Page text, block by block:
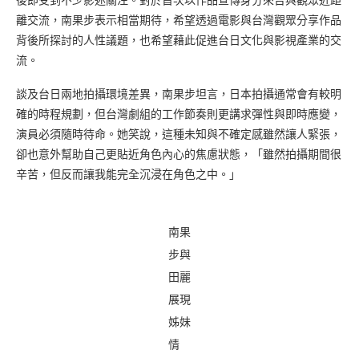
離交流，南果步表示相當期待，希望透過電影與台灣觀眾分享作品
背後所探討的人性議題，也希望藉此促進台日文化與影視產業的交
流。
談及台日兩地拍攝環境差異，南果步坦言，日本拍攝通常會有較明
確的時程規劃，但台灣劇組的工作節奏則更講求彈性與即時應變，
演員必須隨時待命。她笑說，這種未知與不確定感雖然讓人緊張，
卻也意外幫助自己更貼近角色內心的焦慮狀態，「雖然拍攝期間很
辛苦，但反而讓我能完全沉浸在角色之中。」
南果
步與
田麗
展現
姊妹
情